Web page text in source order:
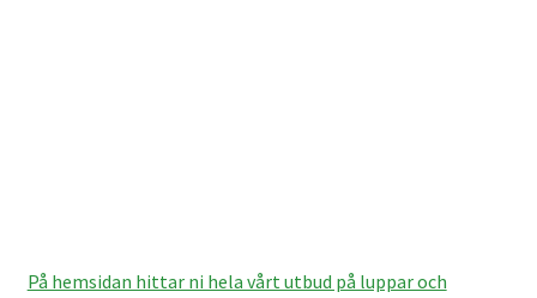
På hemsidan hittar ni hela vårt utbud på luppar och